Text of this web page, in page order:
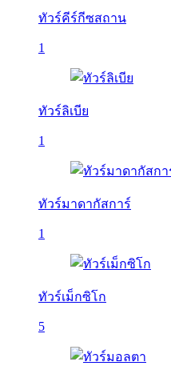
ทัวร์คีร์กีซสถาน
1
ทัวร์ลิเบีย
1
ทัวร์มาดากัสการ์
1
ทัวร์เม็กซิโก
5